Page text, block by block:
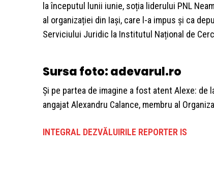
la începutul lunii iunie, soția liderului PNL
al organizației din Iași, care l-a impus și ca
Serviciului Juridic la Institutul Național de
Sursa foto: adevarul.ro
Și pe partea de imagine a fost atent Alexe: de
angajat Alexandru Calance, membru al
INTEGRAL DEZVĂLUIRILE REPORTER IS